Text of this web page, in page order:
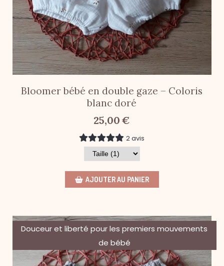
Bloomer bébé en double gaze – Coloris
blanc doré
25,00 €
2 avis
AJOUTER AU PANIER
Douceur et liberté pour les premiers mouvements
de bébé